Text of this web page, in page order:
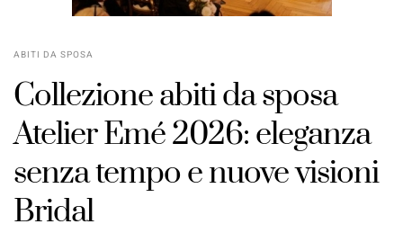
ABITI DA SPOSA
Collezione abiti da sposa
Atelier Emé 2026: eleganza
senza tempo e nuove visioni
Bridal